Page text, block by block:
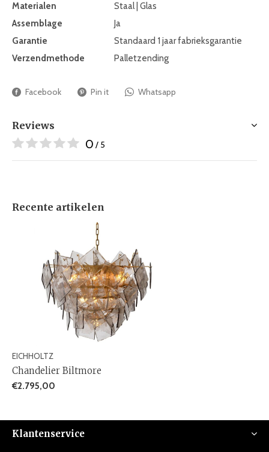
Materialen
Staal | Glas
Assemblage
Ja
Garantie
Standaard 1 jaar fabrieksgarantie
Verzendmethode
Palletzending
Facebook Pin it Whatsapp
Reviews
0 / 5
Recente artikelen
EICHHOLTZ
Chandelier Biltmore
€2.795,00
Klantenservice